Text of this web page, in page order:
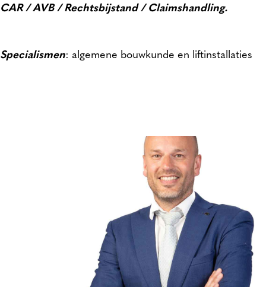
CAR / AVB / Rechtsbijstand / Claimshandling.
Specialismen: algemene bouwkunde en liftinstallaties